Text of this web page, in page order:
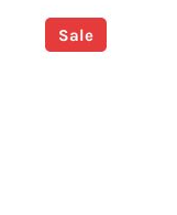
Sale